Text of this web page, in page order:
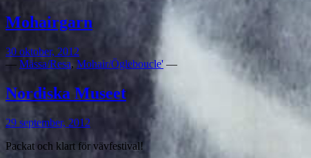
Mohairgarn
30 oktober, 2012
— Mässa/Resa, Mohair/Ögleboucle' —
Nordiska Museet
29 september, 2012
Packat och klart för vävfestival!